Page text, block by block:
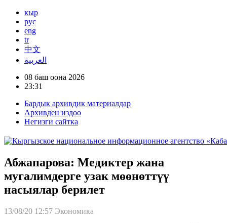
кыр
рус
eng
tr
中文
العربية
08 баш оона 2026
23:31
Бардык архивдик материалдар
Архивден издөө
Негизги сайтка
Абжапарова: Медиктер жана
мугалимдерге узак мөөнөттүү
насыялар берилет
13/08/20 12:57 Экономика